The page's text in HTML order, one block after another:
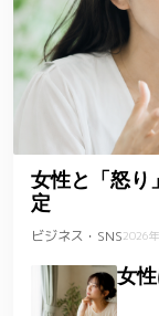
女性と「怒り
定
ビジネス・SNS2026
女